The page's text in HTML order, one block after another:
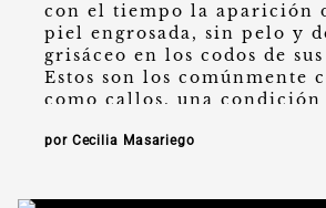
con el tiempo la aparición
piel engrosada, sin pelo y
grisáceo en los codos de sus
Estos son los comúnmente
como callos, una condición
por Cecilia Masariego